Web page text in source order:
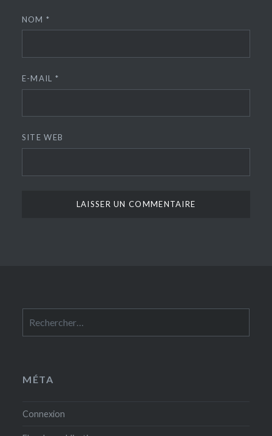
NOM*
E-MAIL *
SITE WEB
MÉTA
Connexion